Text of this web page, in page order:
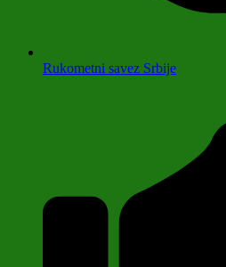
Rukometni savez Srbije